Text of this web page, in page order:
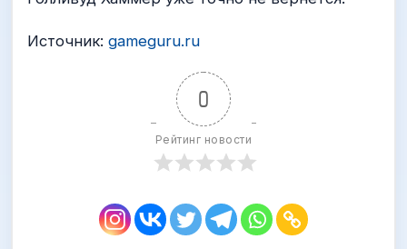
Источник: gameguru.ru
0
Рейтинг новости